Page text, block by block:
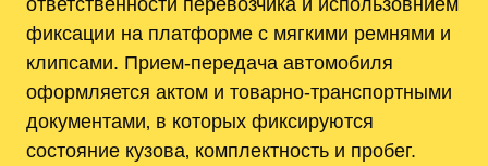
фиксации на платформе с мягкими ремнями и
клипсами. Прием-передача автомобиля
оформляется актом и товарно-транспортными
документами‚ в которых фиксируются
состояние кузова‚ комплектность и пробег.